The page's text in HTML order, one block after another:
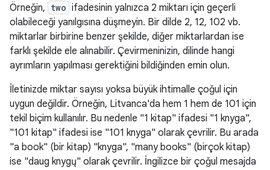
Örneğin, two ifadesinin yalnızca 2 miktarı için geçerli
olabileceği yanılgısına düşmeyin. Bir dilde 2, 12, 102 vb.
miktarlar birbirine benzer şekilde, diğer miktarlardan ise
farklı şekilde ele alınabilir. Çevirmeninizin, dilinde hangi
ayrımların yapılması gerektiğini bildiğinden emin olun.
İletinizde miktar sayısı yoksa büyük ihtimalle çoğul için
uygun değildir. Örneğin, Litvanca'da hem 1 hem de 101 için
tekil biçim kullanılır. Bu nedenle "1 kitap" ifadesi "1 knyga",
"101 kitap" ifadesi ise "101 knyga" olarak çevrilir. Bu arada
"a book" (bir kitap) "knyga", "many books" (birçok kitap)
ise "daug knygų" olarak çevrilir. İngilizce bir çoğul mesajda